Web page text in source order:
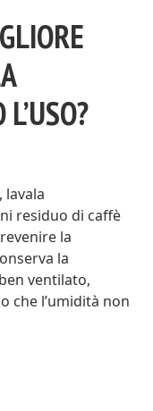
lavala
residuo di caffè
la
la
ventilato,
che l’umidità non